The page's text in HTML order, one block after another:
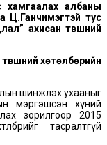
хамгаалах албаны
Ц.Ганчимэгтэй тус
ахисан түвшний
хөтөлбөрийн
шинжлэх ухааныг
мэргэшсэн хүний
зорилгоор 2015
тасралтгүй